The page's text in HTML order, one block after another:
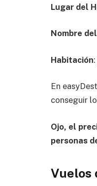
Lugar del
Nombre
Habitación
En
conseguir
Ojo, el
personas
Vuelos